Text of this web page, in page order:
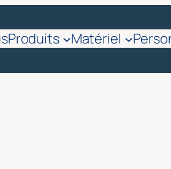
Produits Matériel